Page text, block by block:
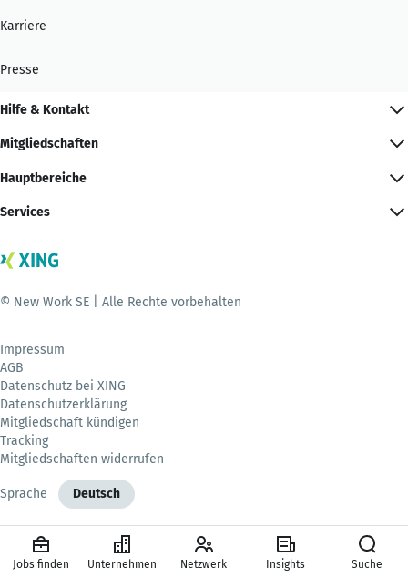
Karriere
Presse
Hilfe & Kontakt
Mitgliedschaften
Hauptbereiche
Services
© New Work SE | Alle Rechte vorbehalten
Impressum
AGB
Datenschutz bei XING
Datenschutzerklärung
Mitgliedschaft kündigen
Tracking
Mitgliedschaften widerrufen
Sprache Deutsch
Jobs finden Unternehmen Netzwerk Insights Suche